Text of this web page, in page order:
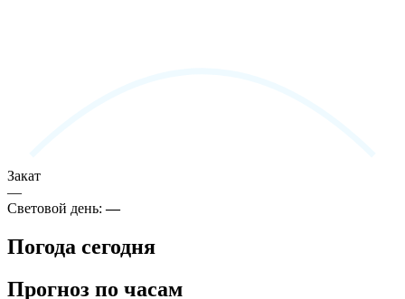
Закат
—
Световой день:—
Погода сегодня
Прогноз по часам